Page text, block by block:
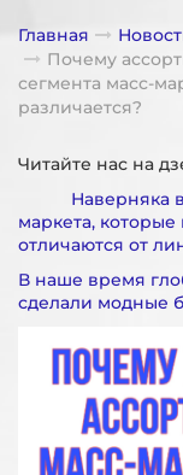
Главная
Почему
сегмента масс-
различается?
Читайте нас на
Наверняка вы
маркета,
отличаются от
В наше время
сделали модные